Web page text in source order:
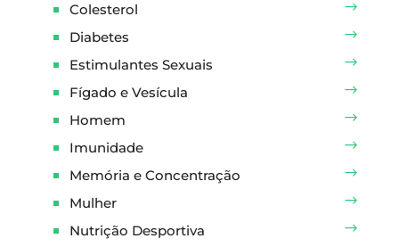
Colesterol
Diabetes
Estimulantes Sexuais
Fígado e Vesícula
Homem
Imunidade
Memória e Concentração
Mulher
Nutrição Desportiva